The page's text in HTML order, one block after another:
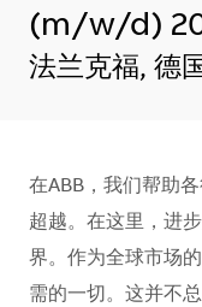
(m/w/d)
地点
法兰克福, 德
在ABB，我们帮助
超越。在这里，进
界。作为全球市场
需的一切。这并不